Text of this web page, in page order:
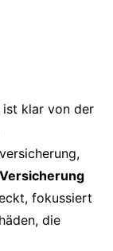
ist klar von der
fokussiert
die